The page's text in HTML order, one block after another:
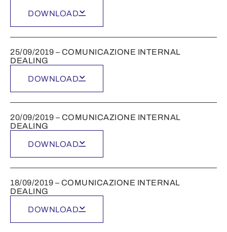
DOWNLOAD
25/09/2019 – COMUNICAZIONE INTERNAL
DEALING
DOWNLOAD
20/09/2019 – COMUNICAZIONE INTERNAL
DEALING
DOWNLOAD
18/09/2019 – COMUNICAZIONE INTERNAL
DEALING
DOWNLOAD